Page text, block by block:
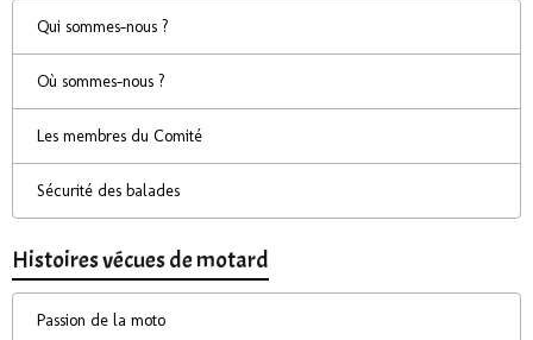
Qui sommes-nous ?
Où sommes-nous ?
Les membres du Comité
Sécurité des balades
Histoires vécues de motard
Passion de la moto